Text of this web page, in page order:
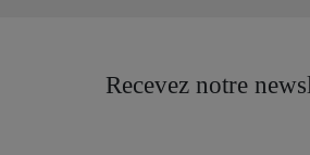
Recevez notre